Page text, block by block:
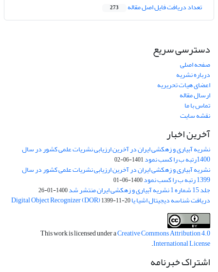
تعداد دریافت فایل اصل مقاله 273
دسترسی سریع
صفحه اصلی
درباره نشریه
اعضای هیات تحریریه
ارسال مقاله
تماس با ما
نقشه سایت
آخرین اخبار
نشریه آبیاری و زهکشی ایران در آخرین ارزیابی نشریات علمی کشور در سال
1400رتبه ب را کسب نمود 1401-06-02
نشریه آبیاری و زهکشی ایران در آخرین ارزیابی نشریات علمی کشور در سال
1399 رتبه ب را کسب نمود 1400-06-01
جلد 15 شماره 1 نشریه آبیاری و زهکشی ایران منتشر شد 1400-01-26
دریافت شناسه دیجیتال اشیا یا Digital Object Recognizer (DOR)1399-11-20
This work is licensed under aCreative Commons Attribution 4.0
International License
.
اشتراک خبرنامه